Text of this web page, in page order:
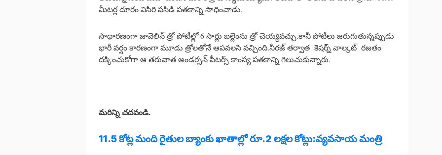
మీటర్ల దూరం విసిరి పసిడి పతకాన్ని సాధించాడు.
సాధారణంగా జావెలిన్ త్రో పోటీల్లో 6 సార్లు బల్లెంను త్రో చెయ్యవచ్చు.కానీ పోటీలు జరుగుతున్నప్పుడు
భారీ వర్షం కారణంగా మూడు త్రోలతోనే ఆపవలసి వచ్చింది.నీరజ్‌ తర్వాత కెషర్న్‌ వాల్కట్‌ రజతం
దక్కించుకోగా ఆ తరువాత అండర్సన్‌ పీటర్స్‌ కాంస్య పతకాన్ని గెలుచుకున్నారు.
మరిన్ని చదవండి.
11.5 కోట్ల మంది రైతుల బ్యాంకు ఖాతాల్లో రూ.2 లక్షల కోట్లు:వ్యవసాయ మంత్రి